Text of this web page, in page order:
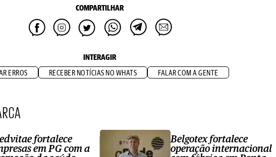
COMPARTILHAR
INTERAGIR
ERROS RECEBER NOTÍCIAS NO WHATS FALAR COM A GENTE
fortalece
em PG com a
Belgotex fortalece
operação internacional